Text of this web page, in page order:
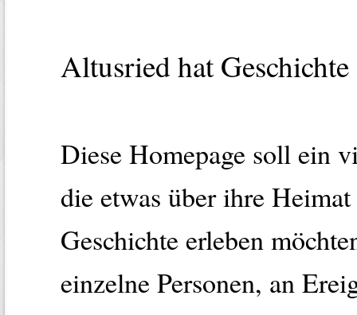
Altusried hat Geschichte
Diese Homepage soll ein
die etwas über ihre
Geschichte erleben
einzelne Personen, an